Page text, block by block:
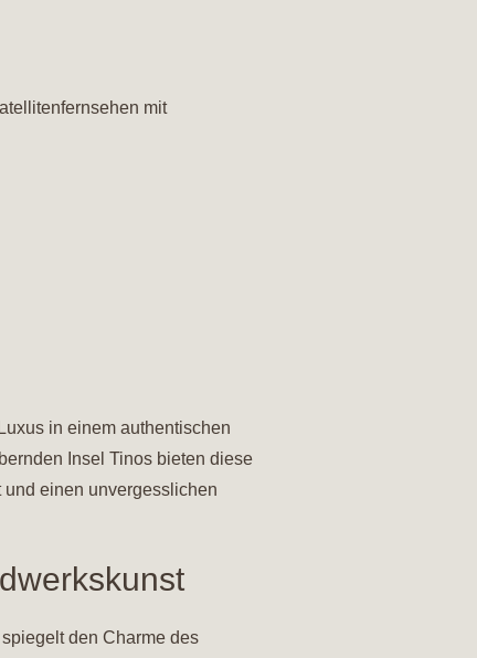
mit
in einem authentischen
Insel Tinos bieten diese
einen unvergesslichen
den Charme des